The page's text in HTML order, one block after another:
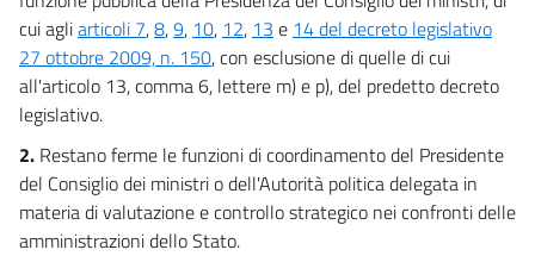
cui agliarticoli 7,8,9, 10, 12, 13 e 14 del decreto legislativo
27 ottobre 2009, n. 150, con esclusione di quelle di cui
all'articolo 13, comma 6, lettere m) e p), del predetto decreto
legislativo.
2. Restano ferme le funzioni di coordinamento del Presidente
del Consiglio dei ministri o dell'Autorità politica delegata in
materia di valutazione e controllo strategico nei confronti delle
amministrazioni dello Stato.